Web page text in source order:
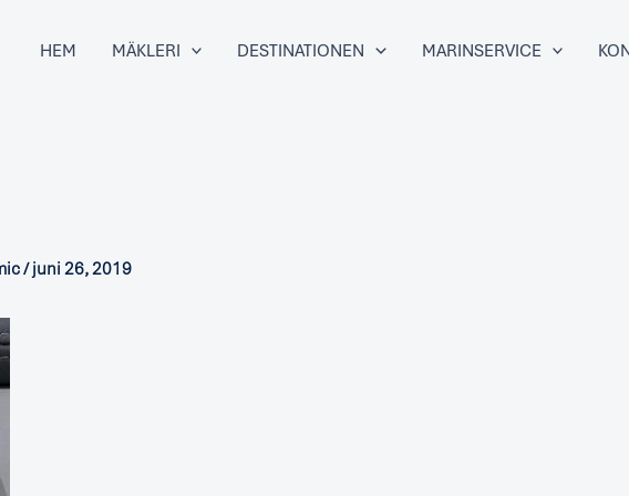
HEM MÄKLERI DESTINATIONEN MARINSERVICE
/juni 26, 2019